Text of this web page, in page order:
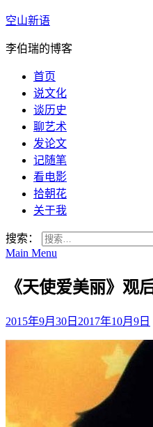
空山新语
李伯瑞的博客
首页
说文化
谈历史
聊艺术
发论文
记随笔
看电影
拾朝花
关于我
搜索：
Main Menu
《天使爱美丽》观
2015年9月30日 2017年10月9日